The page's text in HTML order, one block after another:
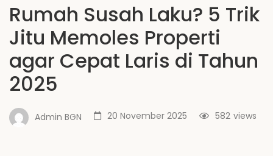
Rumah Susah Laku? 5 Trik
Jitu Memoles Properti
agar Cepat Laris di Tahun
2025
Admin BGN 20 November 2025 views
582